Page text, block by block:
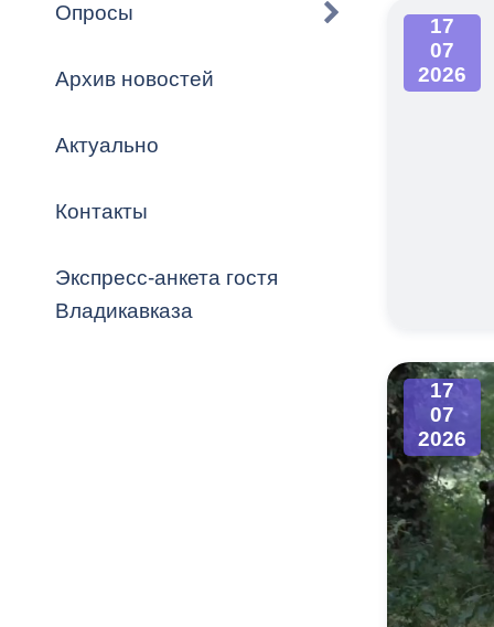
Формы
ОРВ и
Открытые
проверок
График
Опросы
Архив новостей
Актуально
Контакты
Экспресс-анкета гостя
Владикавказа
17
07
2026
17
07
2026